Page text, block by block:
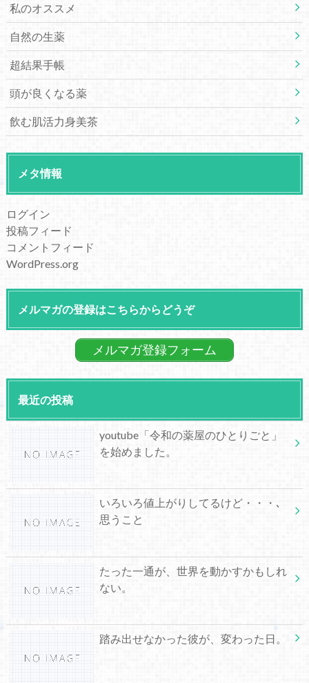
私のオススメ
自然の生薬
超結果手帳
頭が良くなる薬
飲む肌活力身美茶
メタ情報
ログイン
投稿フィード
コメントフィード
WordPress.org
メルマガの登録はこちらからどうぞ
メルマガ登録フォーム
最近の投稿
youtube「令和の薬屋のひとりごと」
を始めました。
いろいろ値上がりしてるけど・・・､
思うこと
たった一通が、世界を動かすかもしれ
ない。
踏み出せなかった彼が、変わった日。